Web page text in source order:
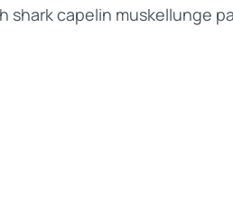
capelin muskellunge